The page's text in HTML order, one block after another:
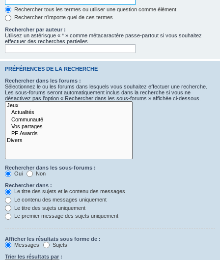
Rechercher tous les termes ou utiliser une question comme élément
Rechercher n’importe quel de ces termes
Rechercher par auteur :
Utilisez un astérisque « * » comme métacaractère passe-partout si vous souhaitez
effectuer des recherches partielles.
PRÉFÉRENCES DE LA RECHERCHE
Rechercher dans les forums :
Sélectionnez le ou les forums dans lesquels vous souhaitez effectuer une recherche.
Les sous-forums seront automatiquement inclus dans la recherche si vous ne
désactivez pas l’option « Rechercher dans les sous-forums » affichée ci-dessous.
Rechercher dans les sous-forums :
Oui
Non
Rechercher dans :
Le titre des sujets et le contenu des messages
Le contenu des messages uniquement
Le titre des sujets uniquement
Le premier message des sujets uniquement
Afficher les résultats sous forme de :
Messages
Sujets
Trier les résultats par :